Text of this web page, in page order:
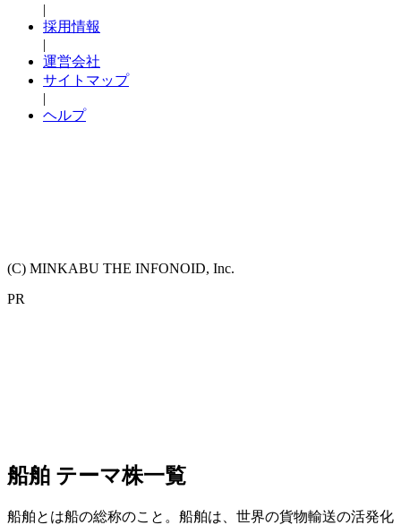
|
採用情報
|
運営会社
サイトマップ
|
ヘルプ
(C) MINKABU THE INFONOID, Inc.
PR
船舶 テーマ株一覧
船舶とは船の総称のこと。船舶は、世界の貨物輸送の活発化